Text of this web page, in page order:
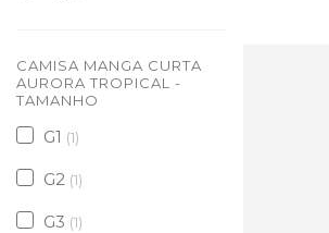
CAMISA MANGA CURTA
AURORA TROPICAL -
TAMANHO
G1 (1)
G2 (1)
G3 (1)